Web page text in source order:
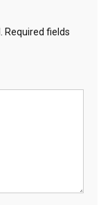
Required fields